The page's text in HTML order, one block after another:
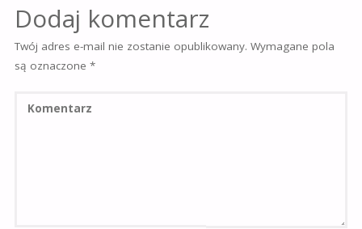
Dodaj komentarz
Twój adres e-mail nie zostanie opublikowany. Wymagane pola
są oznaczone *